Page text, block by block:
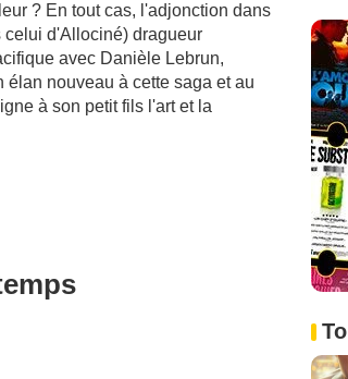
? En tout cas, l'adjonction dans
celui d'Allociné) dragueur
avec Danièle Lebrun,
nouveau à cette saga et au
à son petit fils l'art et la